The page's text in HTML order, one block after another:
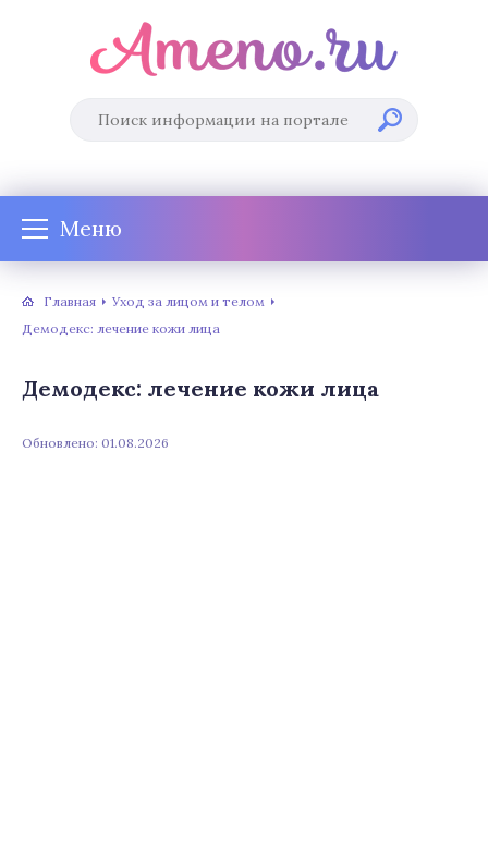
Меню
Главная
Уход за лицом и телом
Демодекс: лечение кожи лица
Демодекс: лечение кожи лица
Обновлено: 01.08.2026